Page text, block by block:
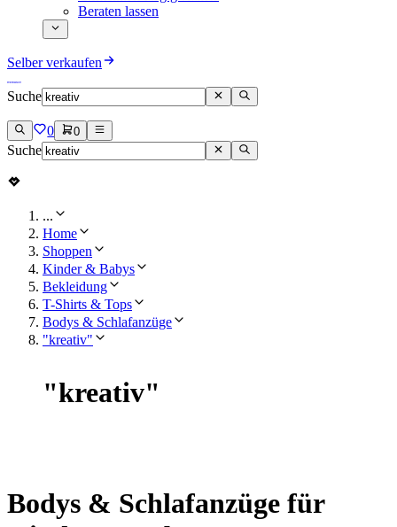
Beraten lassen
Selber verkaufen
Suche
0 0
Suche
...
Home
Shoppen
Kinder & Babys
Bekleidung
T-Shirts & Tops
Bodys & Schlafanzüge
"kreativ"
"kreativ"
Bodys & Schlafanzüge für